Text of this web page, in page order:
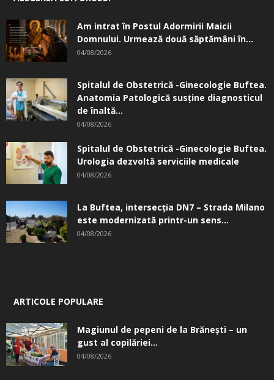
Am intrat în Postul Adormirii Maicii
Domnului. Urmează două săptămâni în...
04/08/2026
Spitalul de Obstetrică -Ginecologie Buftea.
Anatomia Patologică susţine diagnosticul
de înaltă...
04/08/2026
Spitalul de Obstetrică -Ginecologie Buftea.
Urologia dezvoltă serviciile medicale
04/08/2026
La Buftea, intersecţia DN7 – Strada Milano
este modernizată printr-un sens...
04/08/2026
ARTICOLE POPULARE
Magiunul de pepeni de la Brăneşti – un
gust al copilăriei...
04/08/2026